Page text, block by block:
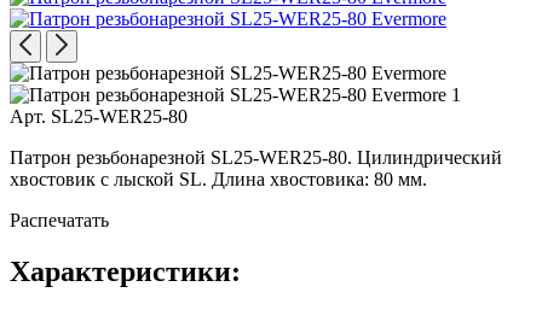
Арт. SL25-WER25-80
Патрон резьбонарезной SL25-WER25-80. Цилиндрический
хвостовик с лыской SL. Длина хвостовика: 80 мм.
Распечатать
Характеристики: